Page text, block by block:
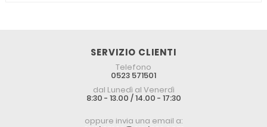
SERVIZIO CLIENTI
Telefono
0523 571501
dal Lunedì al Venerdì
8:30 - 13.00 / 14.00 - 17:30
oppure invia una email a: